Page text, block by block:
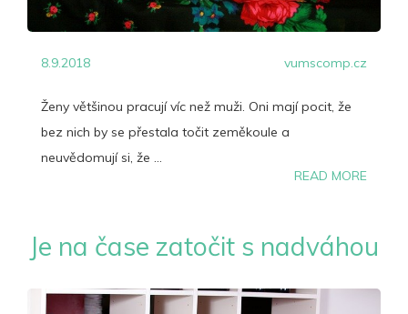
8.9.2018 vumscomp.cz
Ženy většinou pracují víc než muži. Oni mají pocit, že
bez nich by se přestala točit zeměkoule a
neuvědomují si, že ...
READ MORE
Je na čase zatočit s nadváhou